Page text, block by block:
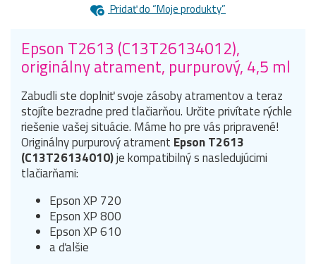
Pridať do “Moje produkty”
Epson T2613 (C13T26134012),
originálny atrament, purpurový, 4,5 ml
Zabudli ste doplniť svoje zásoby atramentov a teraz
stojíte bezradne pred tlačiarňou. Určite privítate rýchle
riešenie vašej situácie. Máme ho pre vás pripravené!
Originálny purpurový atrament Epson T2613
(C13T26134010)je kompatibilný s nasledujúcimi
tlačiarňami:
Epson XP 720
Epson XP 800
Epson XP 610
a ďalšie